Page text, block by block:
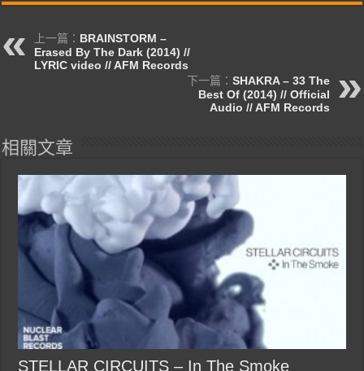
上一篇： BRAINSTORM –
Erased By The Dark (2014) //
LYRIC video // AFM Records
下一篇： SHAKRA – 33 The
Best Of (2014) // Official
Audio // AFM Records
相關文章
STELLAR CIRCUITS – In The Smoke